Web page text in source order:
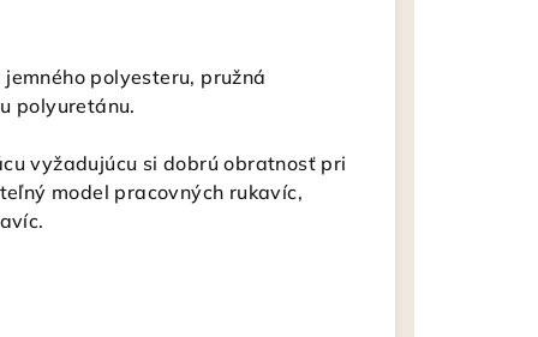
polyesteru, pružná
polyuretánu.
vyžadujúcu si dobrú obratnosť pri
model pracovných rukavíc,